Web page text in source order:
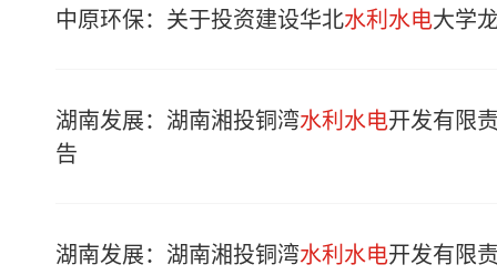
中原环保：关于投资建设华北水利水电大学
湖南发展：湖南湘投铜湾水利水电开发有限
告
湖南发展：湖南湘投铜湾水利水电开发有限